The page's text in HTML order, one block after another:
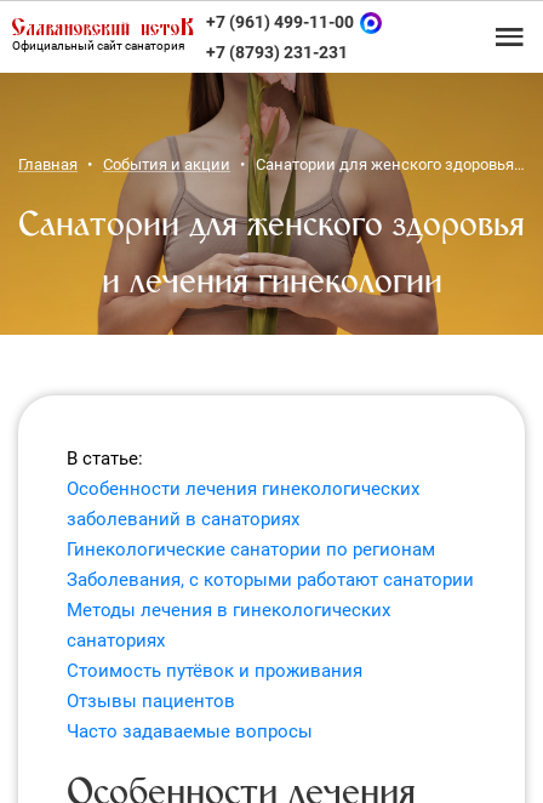
Официальный сайт санатория
+7 (961) 499-11-00
+7 (8793) 231-231
Главная События и акции Санатории для женского здоровья и лечения гинекологии
Санатории для женского здоровья
и лечения гинекологии
В статье:
Особенности лечения гинекологических
заболеваний в санаториях
Гинекологические санатории по регионам
Заболевания, с которыми работают санатории
Методы лечения в гинекологических
санаториях
Стоимость путёвок и проживания
Отзывы пациентов
Часто задаваемые вопросы
Особенности лечения